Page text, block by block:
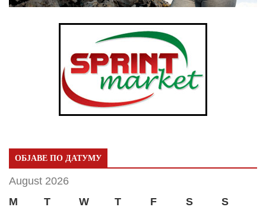
ОБЈАВЕ ПО ДАТУМУ
August 2026
M
T W T F S S